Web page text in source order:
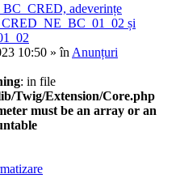
adeverințe
și
10:50 » în Anunțuri
: in file
Twig/Extension/Core.php
must be an array or an